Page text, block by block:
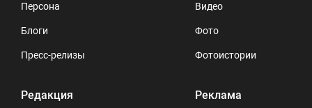
Персона
Блоги
Пресс-релизы
Редакция
Видео
Фото
Фотоистории
Реклама